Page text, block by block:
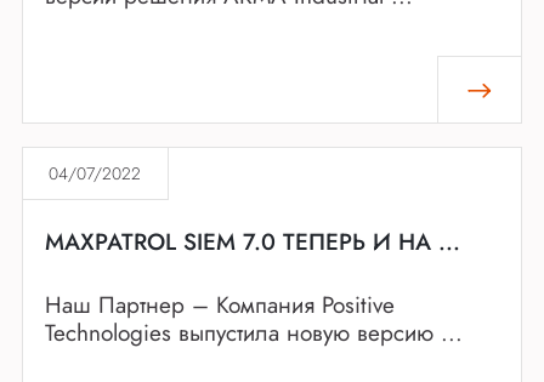
04/07/2022
MAXPATROL SIEM 7.0 ТЕПЕРЬ И НА ...
Наш Партнер – Компания Positive
Technologies выпустила новую версию ...